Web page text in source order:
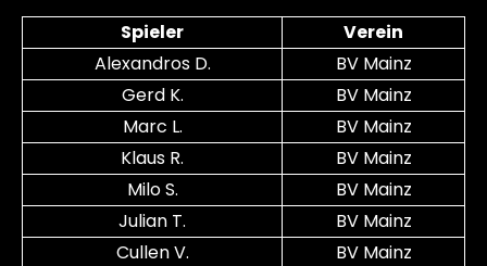
Spieler
Verein
Alexandros D.
BV Mainz
Gerd K.
BV Mainz
Marc L.
BV Mainz
Klaus R.
BV Mainz
Milo S.
BV Mainz
Julian T.
BV Mainz
Cullen V.
BV Mainz